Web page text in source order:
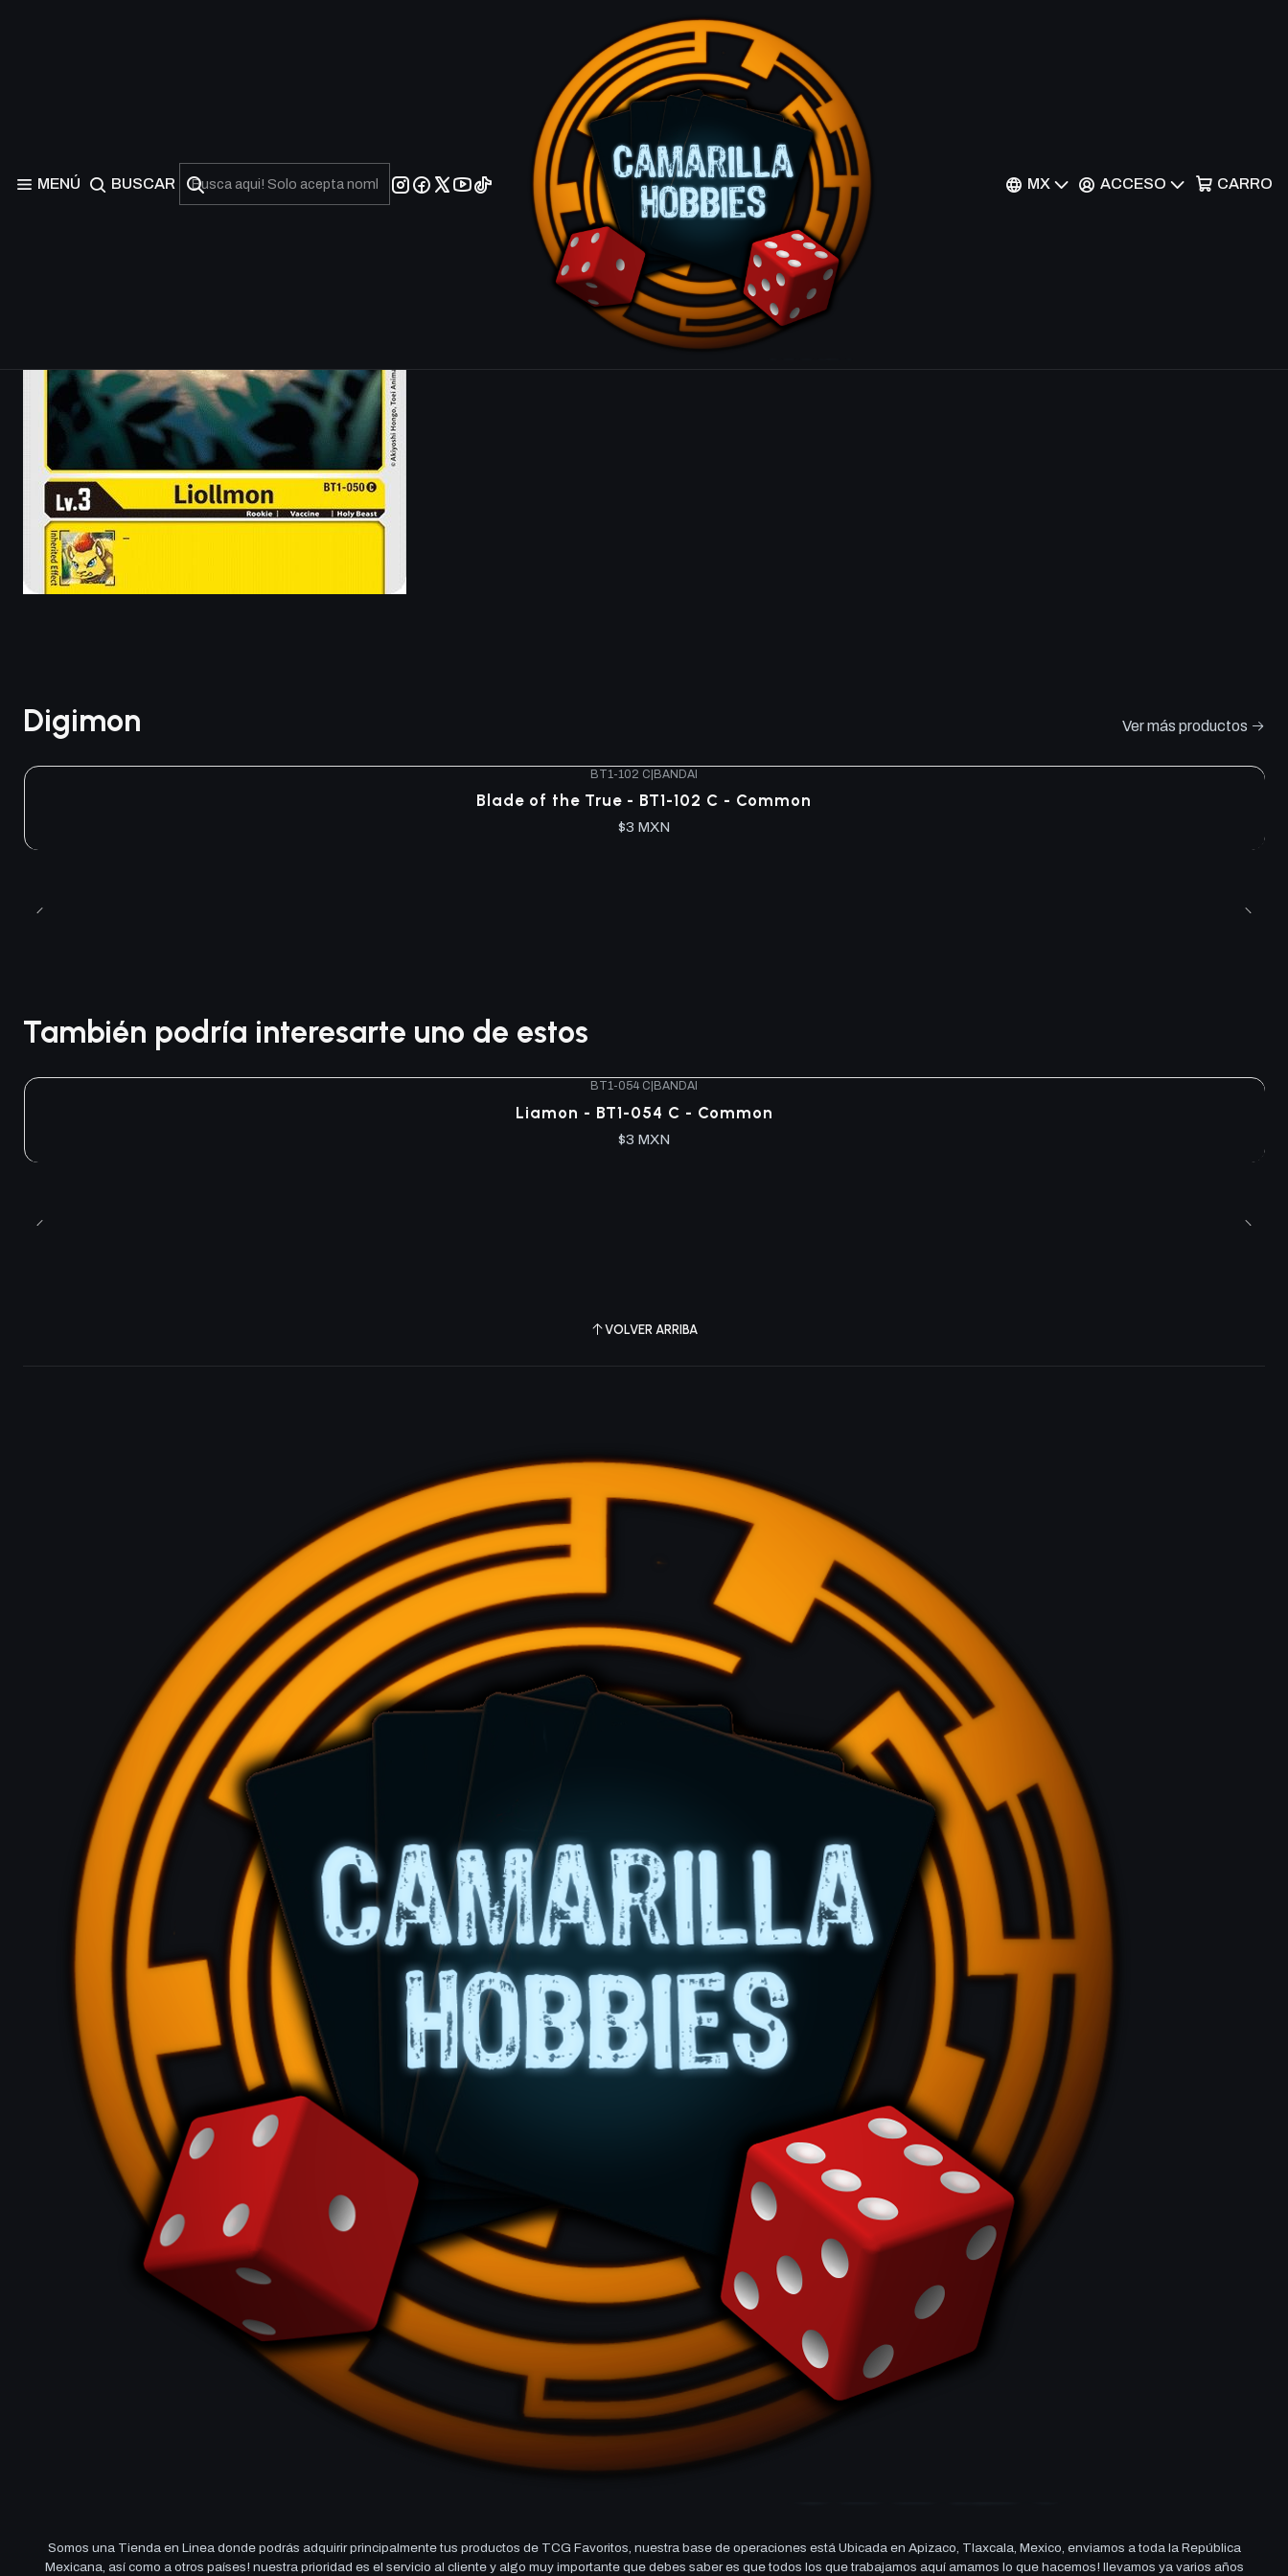
MENÚ BUSCAR MX ACCESO CARRO
Liollmon - BT1-050 C - Common
Cantidad
Agregar al Carrito
|
Mostrar stock de ubicaciones
COMPARTIR ESTE PRODUCTO
Digimon Ver más productos
BT1-102 C BANDAI
Blade of the True - BT1-102 C - Common
$3 MXN
También podría interesarte uno de estos
BT1-054 C BANDAI
Liamon - BT1-054 C - Common
$3 MXN
VOLVER ARRIBA
Somos una Tienda en Linea donde podrás adquirir principalmente tus productos de TCG Favoritos, nuestra base de operaciones está Ubicada en Apizaco, Tlaxcala, Mexico, enviamos a toda la República
Mexicana, así como a otros países! nuestra prioridad es el servicio al cliente y algo muy importante que debes saber es que todos los que trabajamos aquí amamos lo que hacemos! llevamos ya varios años